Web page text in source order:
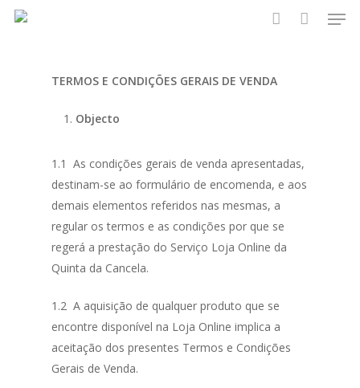
Skip
TERMOS E CONDIÇÕES GERAIS DE VENDA
Objecto
1.1 As condições gerais de venda apresentadas,
destinam-se ao formulário de encomenda, e aos
demais elementos referidos nas mesmas, a
regular os termos e as condições por que se
regerá a prestação do Serviço Loja Online da
Quinta da Cancela.
1.2 A aquisição de qualquer produto que se
encontre disponível na Loja Online implica a
aceitação dos presentes Termos e Condições
Gerais de Venda.